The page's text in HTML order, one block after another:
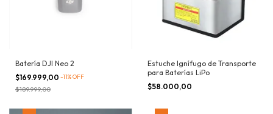
Batería DJI Neo 2
$169.999,00 -11%OFF
$189.999,00
Estuche Ignífugo de Transporte
para Baterías LiPo
$58.000,00